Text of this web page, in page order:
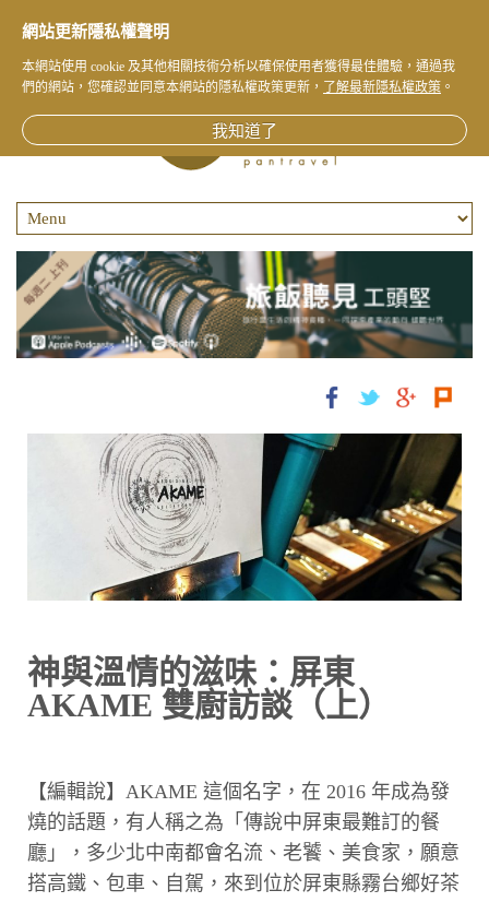
神與溫情的滋味：屏東
AKAME 雙廚訪談（上）
【編輯說】AKAME 這個名字，在 2016 年成為發
燒的話題，有人稱之為「傳說中屏東最難訂的餐
廳」，多少北中南都會名流、老饕、美食家，願意
搭高鐵、包車、自駕，來到位於屏東縣霧台鄉好茶
網站更新隱私權聲明
本網站使用 cookie 及其他相關技術分析以確保使用者獲得最佳體驗，通過我
們的網站，您確認並同意本網站的隱私權政策更新，
了解最新隱私權政策 。
我知道了